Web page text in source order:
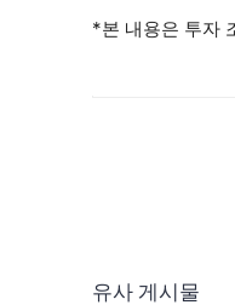
*본 내용은 투자
유사 게시물